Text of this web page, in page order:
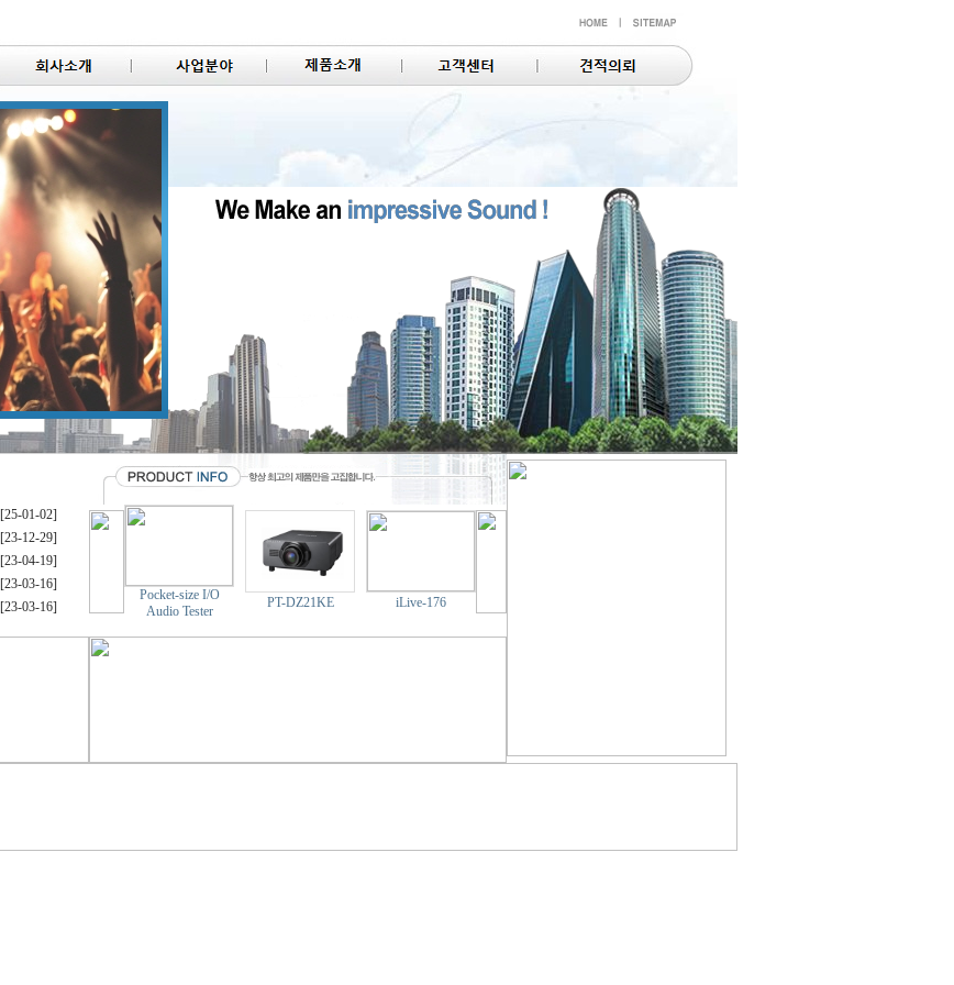
[25-01-02]
[23-12-29]
[23-04-19]
[23-03-16]
[23-03-16]
Pocket-size I/O
Audio Tester
PT-DZ21KE iLive-176